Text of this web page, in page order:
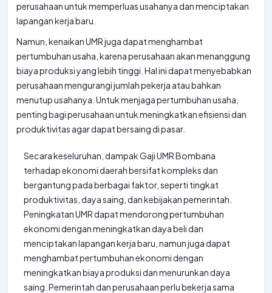
perusahaan untuk memperluas usahanya dan menciptakan
lapangan kerja baru.
Namun, kenaikan UMR juga dapat menghambat
pertumbuhan usaha, karena perusahaan akan menanggung
biaya produksi yang lebih tinggi. Hal ini dapat menyebabkan
perusahaan mengurangi jumlah pekerja atau bahkan
menutup usahanya. Untuk menjaga pertumbuhan usaha,
penting bagi perusahaan untuk meningkatkan efisiensi dan
produktivitas agar dapat bersaing di pasar.
Secara keseluruhan, dampak Gaji UMR Bombana
terhadap ekonomi daerah bersifat kompleks dan
bergantung pada berbagai faktor, seperti tingkat
produktivitas, daya saing, dan kebijakan pemerintah.
Peningkatan UMR dapat mendorong pertumbuhan
ekonomi dengan meningkatkan daya beli dan
menciptakan lapangan kerja baru, namun juga dapat
menghambat pertumbuhan ekonomi dengan
meningkatkan biaya produksi dan menurunkan daya
saing. Pemerintah dan perusahaan perlu bekerja sama